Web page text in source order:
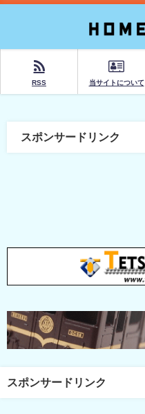
RSS 当サイトについて
スポンサードリンク
スポンサードリンク